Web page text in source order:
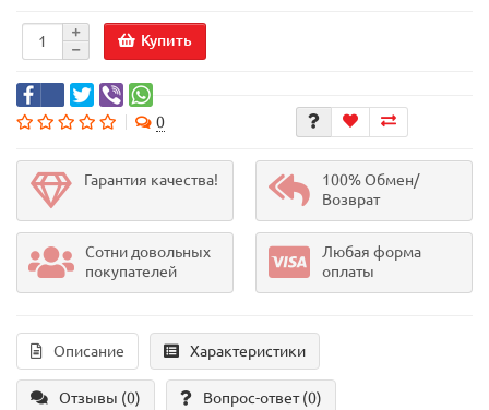
Купить
0
Гарантия качества!
100% Обмен/
Возврат
Сотни довольных
покупателей
Любая форма
оплаты
Описание Характеристики
Отзывы (0) Вопрос-ответ(0)